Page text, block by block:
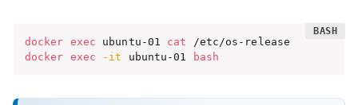
docker exec ubuntu-01 cat
docker exec -it ubuntu-01 bash